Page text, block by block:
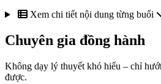
Xem chi tiết nội dung từng buổi
Chuyên gia đồng hành
Không dạy lý thuyết khó hiểu – chỉ
được.